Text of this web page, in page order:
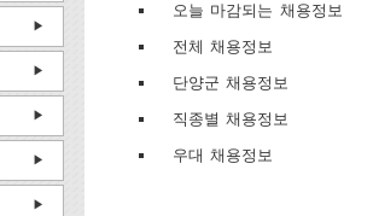
오늘 마감되는 채용정보
전체 채용정보
단양군 채용정보
직종별 채용정보
우대 채용정보